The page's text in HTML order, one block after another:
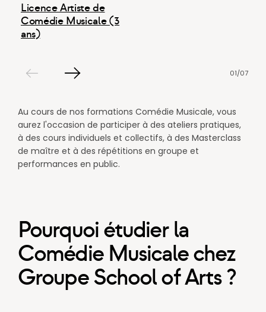
Au cours de nos formations Comédie Musicale, vous
aurez l'occasion de participer à des ateliers pratiques,
à des cours individuels et collectifs, à des Masterclass
de maître et à des répétitions en groupe et
performances en public.
Licence Artiste de
Comédie Musicale (3
ans)
01/07
Slide
précédent
suivant
Pourquoi étudier la
Comédie Musicale chez
Groupe School of Arts ?